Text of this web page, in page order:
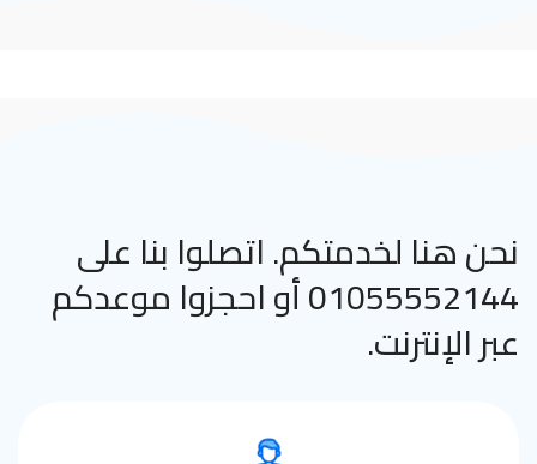
نحن هنا لخدمتكم. اتصلوا بنا على
01055552144 أو احجزوا موعدكم
عبر الإنترنت.